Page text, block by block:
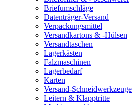
Briefumschläge
Datenträger-Versand
Verpackungsmittel
Versandkartons & -Hülsen
Versandtaschen
Lagerkästen
Falzmaschinen
Lagerbedarf
Karten
Versand-Schneidwerkzeuge
Leitern & Klapptritte